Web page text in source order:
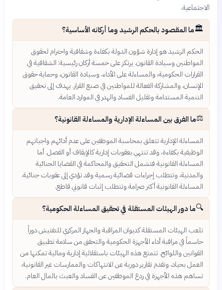
الاجتماعية.
🏛️ما المقصود بالحكم الرشيد وما أركانه الأساسية؟
الحكم الرشيد هو إدارة شؤون الدولة بكفاءة وشفافية واحترام لحقوق
المواطنين وسيادة القانون. يرتكز على خمسة أركان رئيسية: الشفافية في
القرارات الحكومية، والمساءلة على الأداء، وسيادة القانون، وحماية حقوق
الإنسان، والمشاركة الفعالة للمواطنين في صنع القرار. يهدف إلى تحقيق
التنمية المستدامة وتقليل الفساد والهدر في الموارد العامة.
⚖️ما الفرق بين المساءلة الإدارية والمساءلة القانونية؟
المساءلة الإدارية تتعلق بمحاسبة الموظفين على عدم أدائهم واجباتهم
الوظيفية بكفاءة، وقد تنتهي بعقوبات إدارية كالإيقاف أو الفصل. أما
المساءلة القانونية فتشمل التحقيق والمحاكمة في القضايا الجنائية
والمدنية، وتتطلب إجراءات قضائية رسمية وقد تؤدي إلى عقوبات جنائية.
المساءلة القانونية أكثر صرامة وتتطلب إثبات قانوني قاطع.
🔍ما دور الهيئات المستقلة في تحقيق المساءلة الحكومية؟
تلعب الهيئات المستقلة كديوان المراقبة والجهاز المركزي للتفتيش دوراً
حاسماً في مراقبة أداء الأجهزة الحكومية والتحقق من سلامة تطبيق
القوانين واللوائح. تتمتع هذه الهيئات باستقلالية إدارية ومالية تمكنها من
العمل بحياد، وتقدم تقارير دورية عن الانتهاكات والممارسات غير القانونية.
تساهم هذه الأجهزة في ردع الموظفين عن الفساد والعبث بالمال العام.